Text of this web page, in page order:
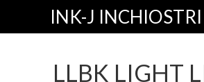
INK-J
LLBK LIGHT